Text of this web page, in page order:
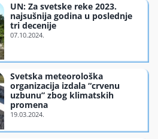
UN: Za svetske reke 2023.
najsušnija godina u poslednje
tri decenije
Svetska meteorološka
organizacija izdala “crvenu
uzbunu” zbog klimatskih
promena